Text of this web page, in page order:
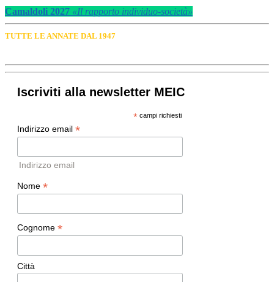
Camaldoli 2027 «Il rapporto individuo-società»
TUTTE LE ANNATE DAL 1947
Iscriviti alla newsletter MEIC
*campi richiesti
Indirizzo email *
Indirizzo email
Nome *
Cognome *
Città